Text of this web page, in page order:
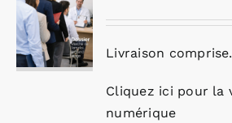
Livraison comprise.
Cliquez ici pour la
numérique